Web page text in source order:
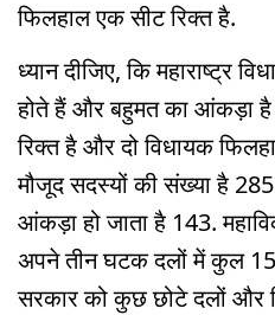
फिलहाल एक सीट रिक्त है.
ध्यान दीजिए, कि महाराष्ट्र
होते हैं और बहुमत का आंकड़ा
रिक्त है और दो विधायक
मौजूद सदस्यों की संख्या है
आंकड़ा हो जाता है 143.
अपने तीन घटक दलों में कुल
सरकार को कुछ छोटे दलों और